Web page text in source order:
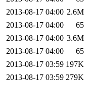
2013-08-17 04:00 2.6M
2013-08-17 04:00
65
2013-08-17 04:00 3.6M
2013-08-17 04:00
65
2013-08-17 03:59 197K
2013-08-17 03:59 279K